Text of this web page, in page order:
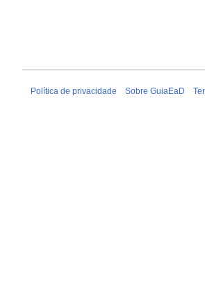
Política de privacidade Sobre GuiaEaD